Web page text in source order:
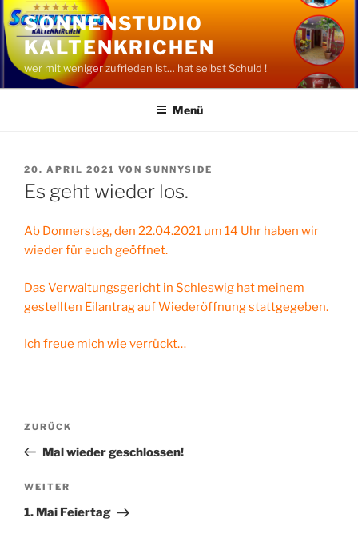
Zum
Inhalt
springen
SONNENSTUDIO
KALTENKRICHEN
wer mit weniger zufrieden ist… hat selbst Schuld !
Menü
VERÖFFENTLICHT
AM
20. APRIL 2021 VON SUNNYSIDE
Es geht wieder los.
Ab Donnerstag, den 22.04.2021 um 14 Uhr haben wir
wieder für euch geöffnet.
Das Verwaltungsgericht in Schleswig hat meinem
gestellten Eilantrag auf Wiederöffnung stattgegeben.
Ich freue mich wie verrückt…
Beitragsnavigation
Vorheriger
Beitrag
ZURÜCK
Mal wieder geschlossen!
Nächster
Beitrag
WEITER
1. Mai Feiertag